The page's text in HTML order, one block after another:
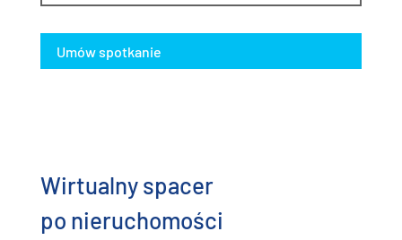
Umów spotkanie
Wirtualny spacer
po nieruchomości